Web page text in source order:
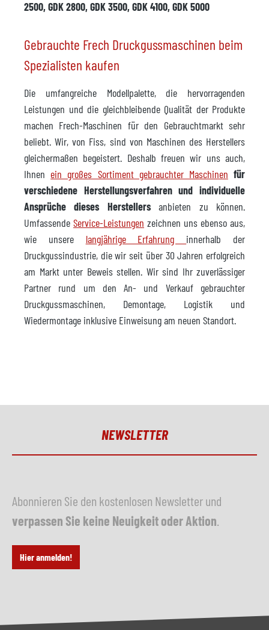
2500, GDK 2800, GDK 3500, GDK 4100, GDK 5000
Gebrauchte Frech Druckgussmaschinen beim
Spezialisten kaufen
Die umfangreiche Modellpalette, die hervorragenden
Leistungen und die gleichbleibende Qualität der Produkte
machen Frech-Maschinen für den Gebrauchtmarkt sehr
beliebt. Wir, von Fiss, sind von Maschinen des Herstellers
gleichermaßen begeistert. Deshalb freuen wir uns auch,
Ihnen ein großes Sortiment gebrauchter Maschinen für
verschiedene Herstellungsverfahren und individuelle
Ansprüche dieses Herstellersanbieten zu können.
Umfassende Service-Leistungen zeichnen uns ebenso aus,
wie unsere langjährige Erfahrung innerhalb der
Druckgussindustrie, die wir seit über 30 Jahren erfolgreich
am Markt unter Beweis stellen. Wir sind Ihr zuverlässiger
Partner rund um den An- und Verkauf gebrauchter
Druckgussmaschinen, Demontage, Logistik und
Wiedermontage inklusive Einweisung am neuen Standort.
NEWSLETTER
Abonnieren Sie den kostenlosen Newsletter und
verpassen Sie keine Neuigkeit oder Aktion
Hier anmelden!